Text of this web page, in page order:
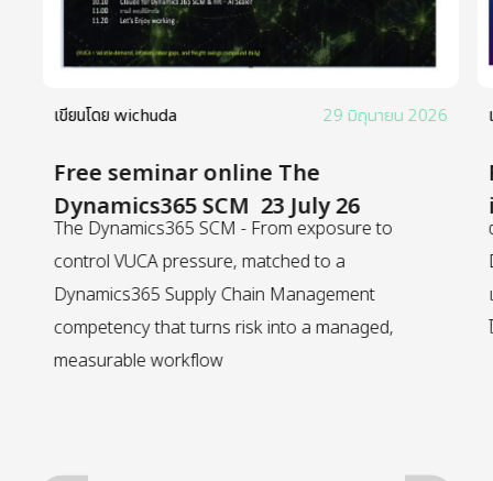
เขียนโดยwichuda 29 มิถุนายน 2026
Free seminar online The
Dynamics365 SCM 23 July 26
The Dynamics365 SCM - From exposure to
control VUCA pressure, matched to a
Dynamics365 Supply Chain Management
competency that turns risk into a managed,
measurable workflow